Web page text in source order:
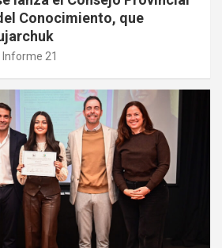
Conocimiento, que
Informe 21